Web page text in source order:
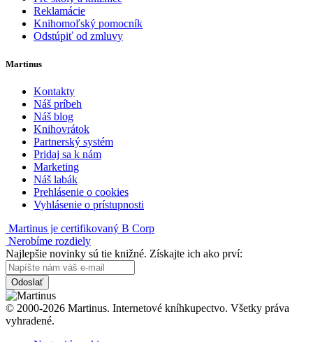
Reklamácie
Knihomoľský pomocník
Odstúpiť od zmluvy
Martinus
Kontakty
Náš príbeh
Náš blog
Knihovrátok
Partnerský systém
Pridaj sa k nám
Marketing
Náš labák
Prehlásenie o cookies
Vyhlásenie o prístupnosti
Martinus je certifikovaný B Corp
Nerobíme rozdiely
Najlepšie novinky sú tie knižné. Získajte ich ako prví:
Odoslať
© 2000-2026 Martinus. Internetové kníhkupectvo. Všetky práva
vyhradené.